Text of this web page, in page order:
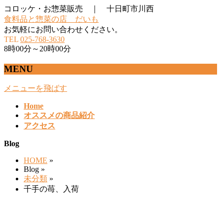
コロッケ・お惣菜販売 ｜ 十日町市川西
食料品と惣菜の店 だいも
お気軽にお問い合わせください。
TEL 025-768-3630
8時00分～20時00分
MENU
メニューを飛ばす
Home
オススメの商品紹介
アクセス
Blog
HOME »
Blog »
未分類 »
千手の苺、入荷